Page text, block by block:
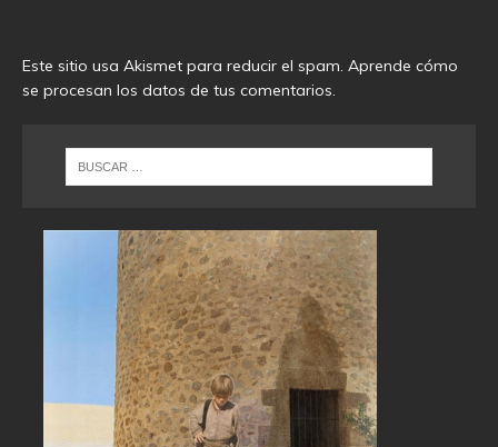
Este sitio usa Akismet para reducir el spam. Aprende cómo
se procesan los datos de tus comentarios.